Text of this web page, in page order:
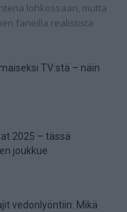
lohkossaan, mutta
faneilla realistista
TV:stä – näin
2025 – tässä
joukkue
vedonlyöntiin: Mikä